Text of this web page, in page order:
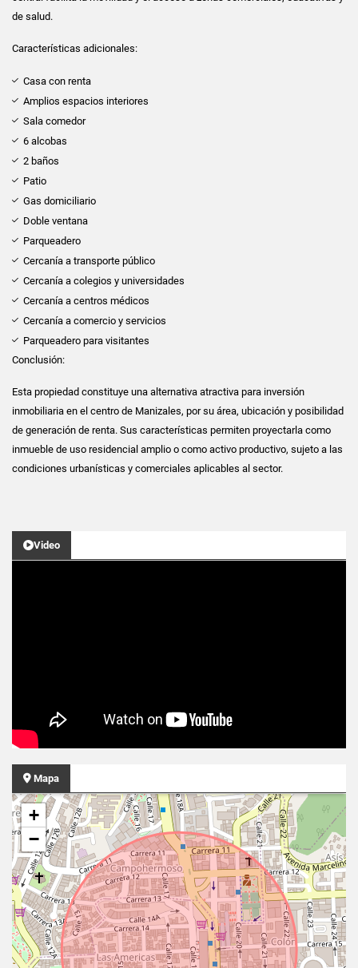
de salud.
Características adicionales:
Casa con renta
Amplios espacios interiores
Sala comedor
6 alcobas
2 baños
Patio
Gas domiciliario
Doble ventana
Parqueadero
Cercanía a transporte público
Cercanía a colegios y universidades
Cercanía a centros médicos
Cercanía a comercio y servicios
Parqueadero para visitantes
Conclusión:
Esta propiedad constituye una alternativa atractiva para inversión
inmobiliaria en el centro de Manizales, por su área, ubicación y posibilidad
de generación de renta. Sus características permiten proyectarla como
inmueble de uso residencial amplio o como activo productivo, sujeto a las
condiciones urbanísticas y comerciales aplicables al sector.
Video
Mapa
+
−